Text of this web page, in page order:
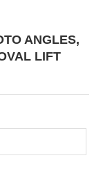
ANGLES,
LIFT